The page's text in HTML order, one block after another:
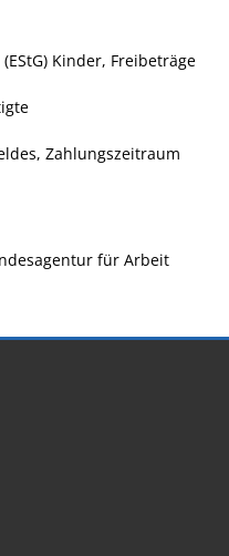
Kinder, Freibeträge
Zahlungszeitraum
für Arbeit